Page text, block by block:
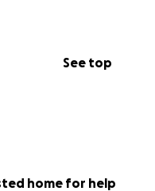
See top
home for help